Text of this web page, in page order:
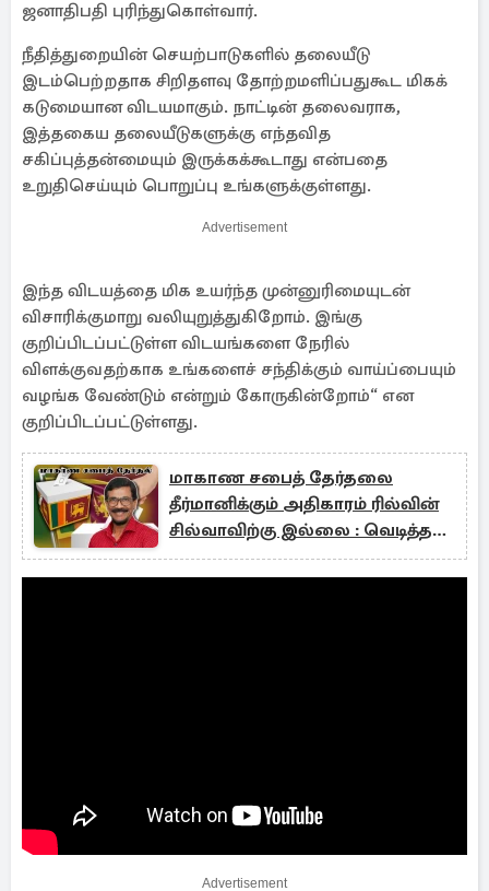
ஜனாதிபதி புரிந்துகொள்வார்.
நீதித்துறையின் செயற்பாடுகளில் தலையீடு
இடம்பெற்றதாக சிறிதளவு தோற்றமளிப்பதுகூட மிகக்
கடுமையான விடயமாகும். நாட்டின் தலைவராக,
இத்தகைய தலையீடுகளுக்கு எந்தவித
சகிப்புத்தன்மையும் இருக்கக்கூடாது என்பதை
உறுதிசெய்யும் பொறுப்பு உங்களுக்குள்ளது.
Advertisement
இந்த விடயத்தை மிக உயர்ந்த முன்னுரிமையுடன்
விசாரிக்குமாறு வலியுறுத்துகிறோம். இங்கு
குறிப்பிடப்பட்டுள்ள விடயங்களை நேரில்
விளக்குவதற்காக உங்களைச் சந்திக்கும் வாய்ப்பையும்
வழங்க வேண்டும் என்றும் கோருகின்றோம்“ என
குறிப்பிடப்பட்டுள்ளது.
மாகாண சபைத் தேர்தலை
தீர்மானிக்கும் அதிகாரம் ரில்வின்
சில்வாவிற்கு இல்லை : வெடித்த
சர்ச்சை
Advertisement